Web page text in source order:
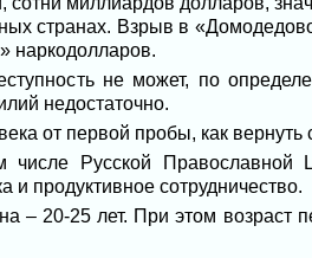
странах. Взрыв в
наркодолларов.
не может, по
недостаточно.
от первой пробы, как
Русской Православной
и продуктивное сотрудничество.
– 20-25 лет. При этом возраст